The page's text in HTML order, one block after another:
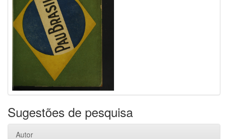
Sugestões de pesquisa
Autor